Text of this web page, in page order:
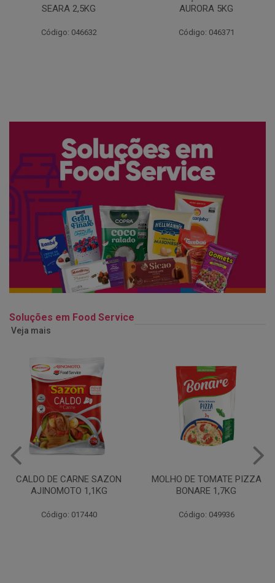
AURORA 5KG
Código: 046371
FATIADO PAKAN 200G
Código: 061522
Soluções em Food Service
Veja mais
MOLHO DE TOMATE PIZZA
BONARE 1,7KG
Código: 049936
MARGARINA USO
PROFISSIONAL 80% CUKIN
Código: 062469